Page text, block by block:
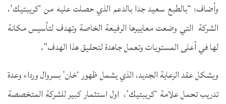
وأضاف: “بالطبع سعيد جدا بالدعم الذي حصلت عليه من ‘كريبتيك’،
الشركة التي وضعت معاييرها الرفيعة الخاصة وتهدف لتأسيس مكانة
لها في أعلى المستويات وتعمل جاهدة لتحقيق هذا الهدف”.
ويشكل عقد الرعاية الجديد، الذي يشمل ظهور ‘خان’ بسروال ورداء وعدة
تدريب تحمل علامة ‘كريبتيك’، اول استثمار كبير للشركة المتخصصة